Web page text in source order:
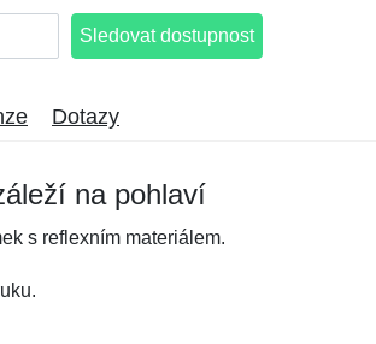
Sledovat dostupnost
Dotazy
na pohlaví
s reflexním materiálem.